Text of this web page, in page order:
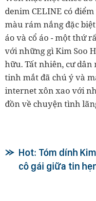
denim CELINE có
màu rám nắng đặc
áo và cổ áo - một thứ
với những gì Kim Soo
hữu. Tất nhiên, cư dân
tinh mắt đã chú ý và
internet xôn xao với
đồn về chuyện tình
Hot: Tóm dính
cô gái giữa tin